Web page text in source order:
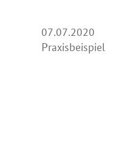
07.07.2020
07.
Praxisbeispiel